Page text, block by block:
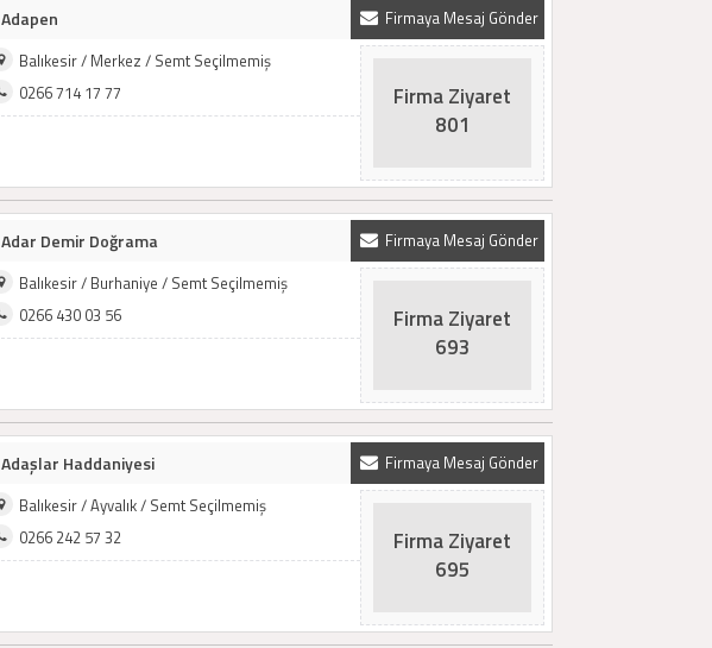
Firmaya Mesaj Gönder
Adapen
Balıkesir / Merkez / Semt Seçilmemiş
0266 714 17 77
Firma Ziyaret
801
Firmaya Mesaj Gönder
Adar Demir Doğrama
Balıkesir / Burhaniye / Semt Seçilmemiş
0266 430 03 56
Firma Ziyaret
693
Firmaya Mesaj Gönder
Adaşlar Haddaniyesi
Balıkesir / Ayvalık / Semt Seçilmemiş
0266 242 57 32
Firma Ziyaret
695